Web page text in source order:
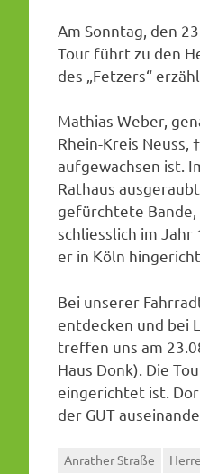
Am Sonntag, den
Tour führt zu den
des „Fetzers“
Mathias Weber,
Rhein-Kreis Neuss,
aufgewachsen ist.
Rathaus
gefürchtete Bande,
schliesslich im
er in Köln
Bei unserer
entdecken und bei
treffen uns am
Haus Donk). Die
eingerichtet ist.
der GUT
Anrather Straße